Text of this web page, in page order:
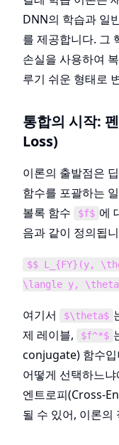
DNN의 학습과 일
를 제공합니다. 그
손실을 사용하여
루기 쉬운 형태로
통합의 시작:
Loss)
이론의 출발점은
함수를 포괄하는
볼록 함수
$f$ 에
음과 같이 정의됩
$$ L_{FY}(y,
\langle y,
여기서 $\theta$
제 레이블,
$f^*$
conjugate) 함수입
어떻게 선택하느
엔트로피(Cross-
될 수 있어, 이론의